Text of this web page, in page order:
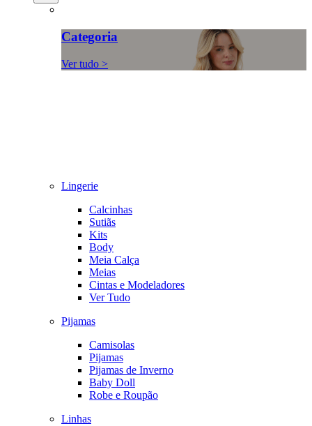
Categoria
Ver tudo >
Lingerie
Calcinhas
Sutiãs
Kits
Body
Meia Calça
Meias
Cintas e Modeladores
Ver Tudo
Pijamas
Camisolas
Pijamas
Pijamas de Inverno
Baby Doll
Robe e Roupão
Linhas